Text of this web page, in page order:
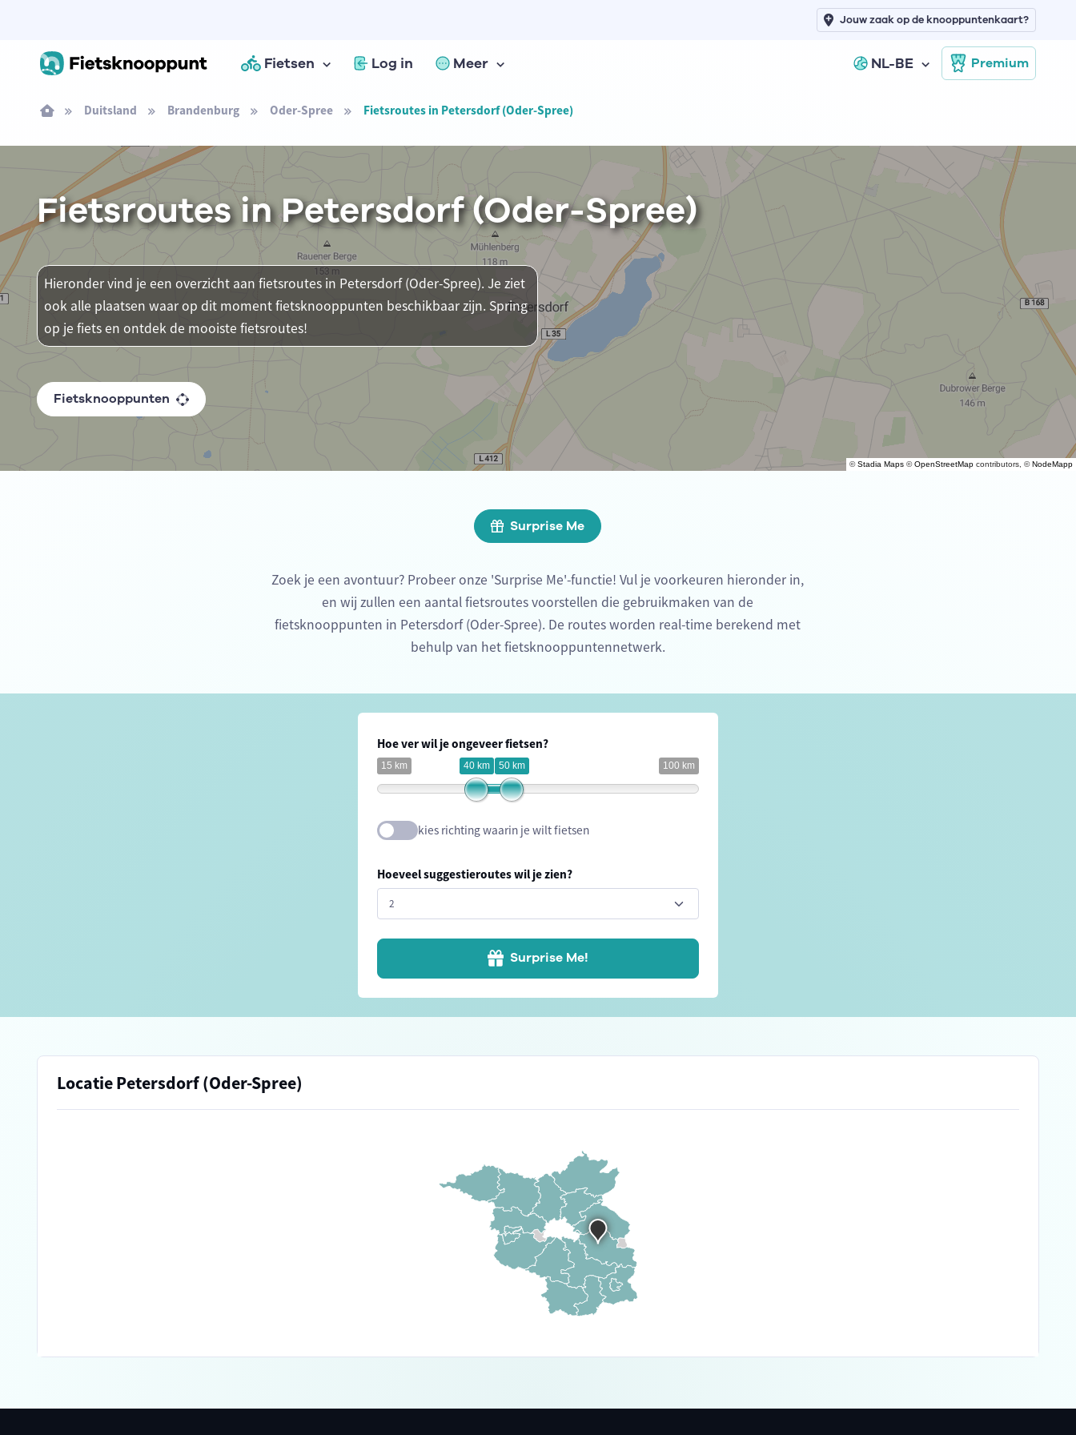
Fietsen Log in Meer NL-BE Premium
Jouw zaak op de knooppuntenkaart?
Duitsland Brandenburg Oder-Spree Fietsroutes in Petersdorf (Oder-Spree)
©Stadia Maps ©OpenStreetMap contributors, ©NodeMapp
Fietsroutes in Petersdorf (Oder-Spree)
Hieronder vind je een overzicht aan fietsroutes in Petersdorf (Oder-Spree). Je ziet
ook alle plaatsen waar op dit moment fietsknooppunten beschikbaar zijn. Spring
op je fiets en ontdek de mooiste fietsroutes!
Fietsknooppunten
Surprise Me
Zoek je een avontuur? Probeer onze 'Surprise Me'-functie! Vul je voorkeuren hieronder in,
en wij zullen een aantal fietsroutes voorstellen die gebruikmaken van de
fietsknooppunten in Petersdorf (Oder-Spree). De routes worden real-time berekend met
behulp van het fietsknooppuntennetwerk.
Hoe ver wil je ongeveer fietsen?
15 km 100 km
40 km 50 km
kies richting waarin je wilt fietsen
Hoeveel suggestieroutes wil je zien?
Surprise Me!
Locatie Petersdorf (Oder-Spree)